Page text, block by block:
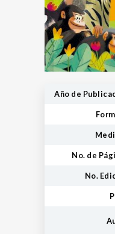
Año de
No. de
No.